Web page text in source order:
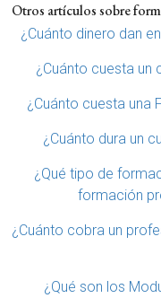
Otros artículos sobre
¿Cuánto dinero dan
¿Cuánto cuesta un
¿Cuánto cuesta una
¿Cuánto dura un
¿Qué tipo de
formación
¿Cuánto cobra un
¿Qué son los